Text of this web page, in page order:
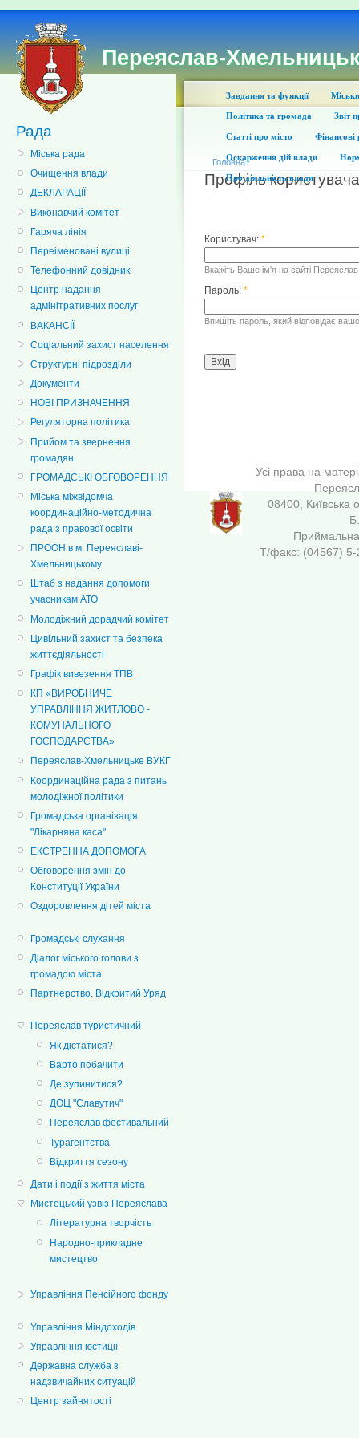
Переяслав-
Рада
Міська рада
Очищення влади
ДЕКЛАРАЦІЇ
Виконавчий комітет
Гаряча лінія
Переіменовані вулиці
Телефонний довідник
Центр надання
адмінітративних послуг
ВАКАНСІЇ
Соціальний захист населення
Структурні підрозділи
Документи
НОВІ ПРИЗНАЧЕННЯ
Регуляторна політика
Прийом та звернення
громадян
ГРОМАДСЬКІ ОБГОВОРЕННЯ
Міська міжвідомча
координаційно-методична
рада з правової освіти
ПРООН в м. Переяславі-
Хмельницькому
Штаб з надання допомоги
учасникам АТО
Молодіжний дорадчий комітет
Цивільний захист та безпека
життєдіяльності
Графік вивезення ТПВ
КП «ВИРОБНИЧЕ
УПРАВЛІННЯ ЖИТЛОВО -
КОМУНАЛЬНОГО
ГОСПОДАРСТВА»
Переяслав-Хмельницьке ВУКГ
Координаційна рада з питань
молодіжної політики
Громадська організація
"Лікарняна каса"
ЕКСТРЕННА ДОПОМОГА
Обговорення змін до
Конституції України
Оздоровлення дітей міста
Громадські слухання
Діалог міського голови з
громадою міста
Партнерство. Відкритий Уряд
Переяслав туристичний
Як дістатися?
Варто побачити
Де зупинитися?
ДОЦ "Славутич"
Переяслав фестивальний
Турагентства
Відкриття сезону
Дати і події з життя міста
Мистецький узвіз Переяслава
Літературна творчість
Народно-прикладне
мистецтво
Управління Пенсійного фонду
Управління Міндоходів
Управління юстиції
Державна служба з
надзвичайних ситуацій
Центр зайнятості
Завдання та функції
Політика та громада Звіт
Статті про місто Фінансові
Оскарження дій влади
Про діяльність влади
Головна
Профіль користувача
Користувач: *
Вкажіть Ваше ім'я на сайті
Пароль: *
Впишіть пароль, який відповідає
Усі права на
08400, Київська
Т/факс: